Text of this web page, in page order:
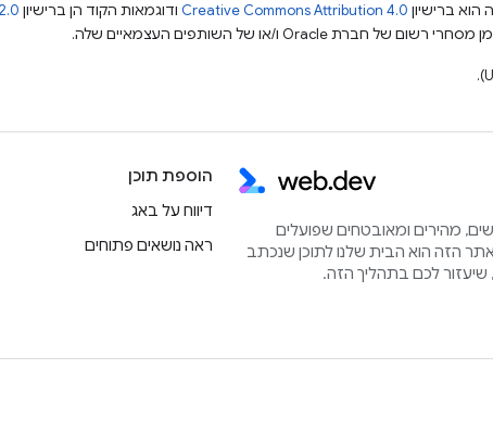
ברישיון Creative Commons Attribution 4.0 ודוגמאות הקוד הן ברישיון
מהירים ומאובטחים שפועלים
הזה הוא הבית שלנו לתוכן שנכתב
הוספת תוכן
דיווח על באג
ראה נושאים פתוחים